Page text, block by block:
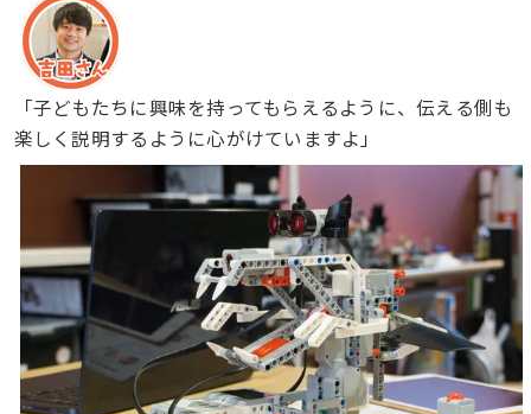
「子どもたちに興味を持ってもらえるように、伝える側も
楽しく説明するように心がけていますよ」